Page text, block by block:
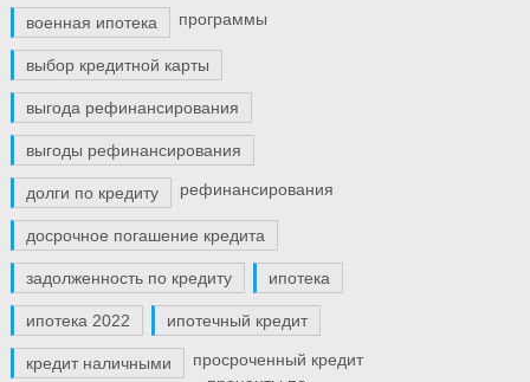
военная ипотека
выбор кредитной карты
выгода рефинансирования
выгоды рефинансирования
долги по кредиту
досрочное погашение кредита
задолженность по кредиту ипотека
ипотека 2022 ипотечный кредит
кредит наличными
программы
рефинансирования
просроченный кредит